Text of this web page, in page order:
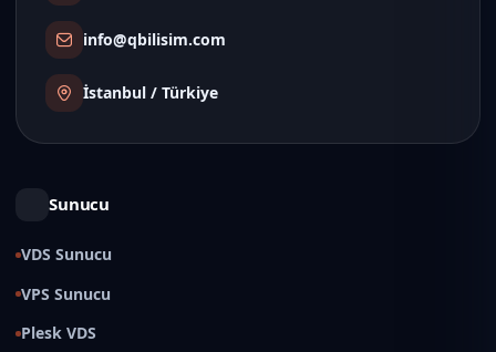
info@qbilisim.com
İstanbul / Türkiye
Sunucu
VDS Sunucu
VPS Sunucu
Plesk VDS